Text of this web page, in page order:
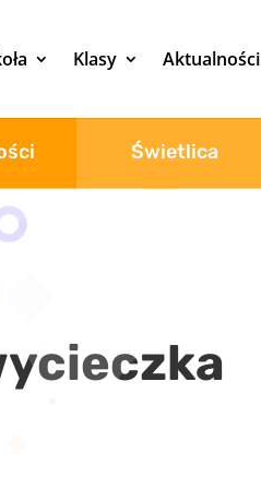
Klasy Aktualności
Świetlica